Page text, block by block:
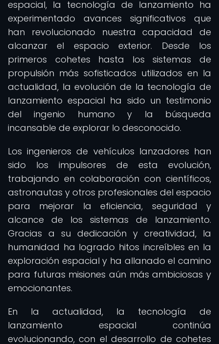
espacial, la tecnología de lanzamiento ha
experimentado avances significativos que
han revolucionado nuestra capacidad de
alcanzar el espacio exterior. Desde los
primeros cohetes hasta los sistemas de
propulsión más sofisticados utilizados en la
actualidad, la evolución de la tecnología de
lanzamiento espacial ha sido un testimonio
del ingenio humano y la búsqueda
incansable de explorar lo desconocido.
Los ingenieros de vehículos lanzadores han
sido los impulsores de esta evolución,
trabajando en colaboración con científicos,
astronautas y otros profesionales del espacio
para mejorar la eficiencia, seguridad y
alcance de los sistemas de lanzamiento.
Gracias a su dedicación y creatividad, la
humanidad ha logrado hitos increíbles en la
exploración espacial y ha allanado el camino
para futuras misiones aún más ambiciosas y
emocionantes.
En la actualidad, la tecnología de
lanzamiento espacial continúa
evolucionando, con el desarrollo de cohetes